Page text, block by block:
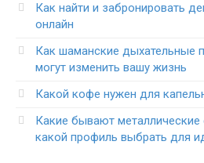
Как найти и забронировать
онлайн
Как шаманские дыхательные
могут изменить вашу жизнь
Какой кофе нужен для
Какие бывают металлические
какой профиль выбрать для